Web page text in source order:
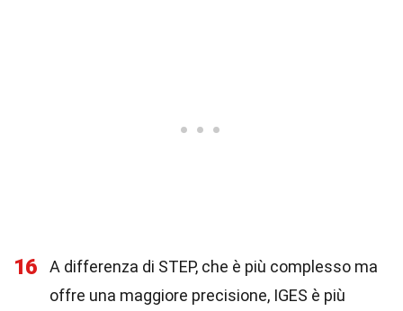
16
A differenza di STEP, che è più complesso ma
offre una maggiore precisione, IGES è più